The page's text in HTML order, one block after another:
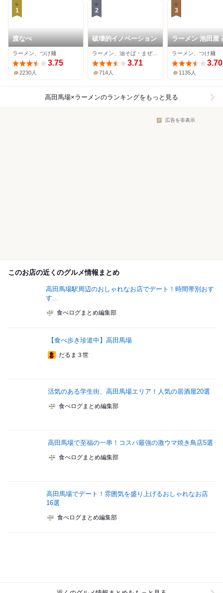
1
渡なべ
ラーメン、つけ麺
3.75
2230人
2
破壊的イノベーション
ラーメン、油そば・まぜそば
3.71
714人
3
ラーメン 池田屋
馬場店
ラーメン、つけ麺
3.70
1135人
高田馬場×ラーメンのランキングをもっと見る
広告を非表示
このお店の近くのグルメ情報まとめ
高田馬場駅周辺のおしゃれなお店でデート！時間帯別おす
す...
食べログまとめ編集部
【食べ歩き珍道中】高田馬場
だるま３世
活気のある学生街、高田馬場エリア！人気の居酒屋20選
食べログまとめ編集部
高田馬場で至福の一串！コスパ最強の激ウマ焼き鳥店5選
食べログまとめ編集部
高田馬場でデート！雰囲気を盛り上げるおしゃれなお店
16選
食べログまとめ編集部